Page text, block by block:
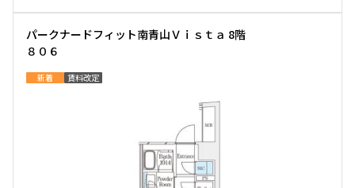
パークナードフィット南青山Ｖｉｓｔａ 8階
８０６
新着 賃料改定